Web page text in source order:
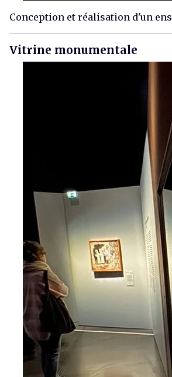
Conception et réalisation d'un
Vitrine monumentale